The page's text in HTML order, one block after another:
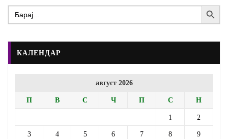
Search
for:
Search Button
КАЛЕНДАР
август 2026
П В С Ч П С Н
1 2
3 4 5 6 7 8 9